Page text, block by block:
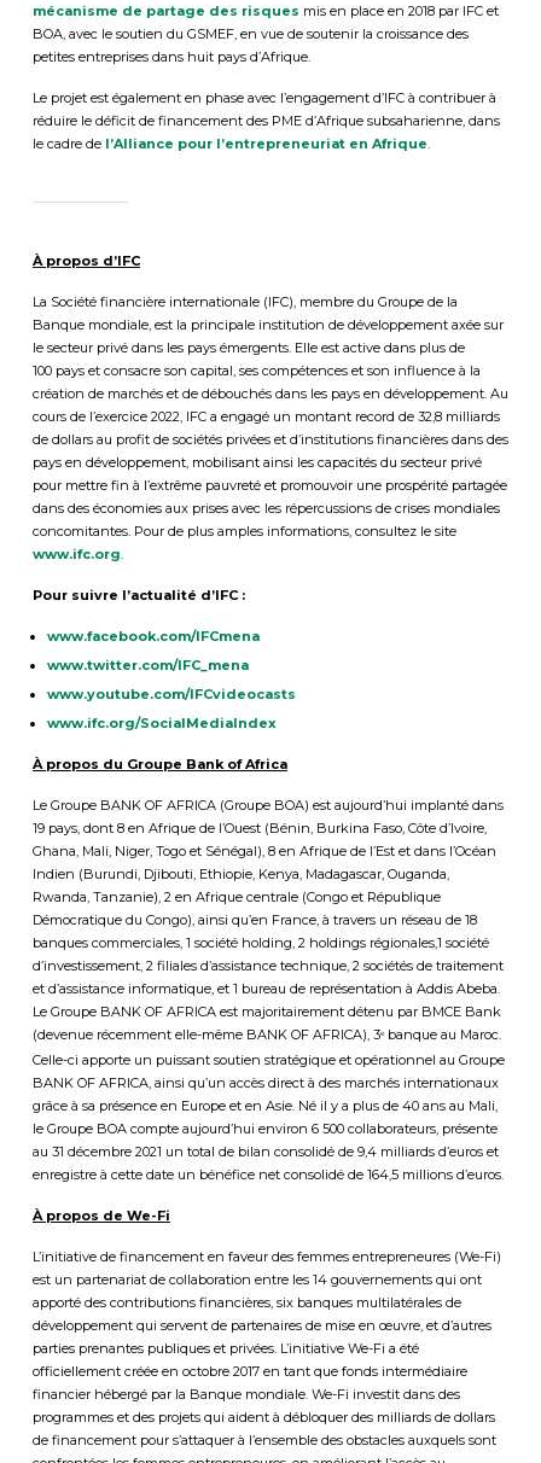
mécanisme de partage des risques mis en place en 2018 par IFC et
BOA, avec le soutien du GSMEF, en vue de soutenir la croissance des
petites entreprises dans huit pays d’Afrique.
Le projet est également en phase avec l’engagement d’IFC à contribuer à
réduire le déficit de financement des PME d’Afrique subsaharienne, dans
le cadre de l’Alliance pour l’entrepreneuriat en Afrique.
À propos d’IFC
La Société financière internationale (IFC), membre du Groupe de la
Banque mondiale, est la principale institution de développement axée sur
le secteur privé dans les pays émergents. Elle est active dans plus de
100 pays et consacre son capital, ses compétences et son influence à la
création de marchés et de débouchés dans les pays en développement. Au
cours de l’exercice 2022, IFC a engagé un montant record de 32,8 milliards
de dollars au profit de sociétés privées et d’institutions financières dans des
pays en développement, mobilisant ainsi les capacités du secteur privé
pour mettre fin à l’extrême pauvreté et promouvoir une prospérité partagée
dans des économies aux prises avec les répercussions de crises mondiales
concomitantes. Pour de plus amples informations, consultez le site
www.ifc.org.
Pour suivre l’actualité d’IFC :
www.facebook.com/IFCmena
www.twitter.com/IFC_mena
www.youtube.com/IFCvideocasts
www.ifc.org/SocialMediaIndex
À propos du Groupe Bank of Africa
Le Groupe BANK OF AFRICA (Groupe BOA) est aujourd’hui implanté dans
19 pays, dont 8 en Afrique de l’Ouest (Bénin, Burkina Faso, Côte d’Ivoire,
Ghana, Mali, Niger, Togo et Sénégal), 8 en Afrique de l’Est et dans l’Océan
Indien (Burundi, Djibouti, Ethiopie, Kenya, Madagascar, Ouganda,
Rwanda, Tanzanie), 2 en Afrique centrale (Congo et République
Démocratique du Congo), ainsi qu’en France, à travers un réseau de 18
banques commerciales, 1 société holding, 2 holdings régionales,1 société
d’investissement, 2 filiales d’assistance technique, 2 sociétés de traitement
et d’assistance informatique, et 1 bureau de représentation à Addis Abeba.
Le Groupe BANK OF AFRICA est majoritairement détenu par BMCE Bank
(devenue récemment elle-même BANK OF AFRICA), 3ebanque au Maroc.
Celle-ci apporte un puissant soutien stratégique et opérationnel au Groupe
BANK OF AFRICA, ainsi qu’un accès direct à des marchés internationaux
grâce à sa présence en Europe et en Asie. Né il y a plus de 40 ans au Mali,
le Groupe BOA compte aujourd’hui environ 6 500 collaborateurs, présente
au 31 décembre 2021 un total de bilan consolidé de 9,4 milliards d’euros et
enregistre à cette date un bénéfice net consolidé de 164,5 millions d’euros.
À propos de We-Fi
L’initiative de financement en faveur des femmes entrepreneures (We-Fi)
est un partenariat de collaboration entre les 14 gouvernements qui ont
apporté des contributions financières, six banques multilatérales de
développement qui servent de partenaires de mise en œuvre, et d’autres
parties prenantes publiques et privées. L’initiative We-Fi a été
officiellement créée en octobre 2017 en tant que fonds intermédiaire
financier hébergé par la Banque mondiale. We-Fi investit dans des
programmes et des projets qui aident à débloquer des milliards de dollars
de financement pour s’attaquer à l’ensemble des obstacles auxquels sont